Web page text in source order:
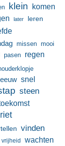
klein komen
later leren
missen mooi
pasen regen
snel
steen
vinden
vrijheid wachten